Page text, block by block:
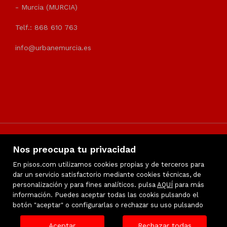
Nos preocupa tu privacidad
En pisos.com utilizamos cookies propias y de terceros para
dar un servicio satisfactorio mediante cookies técnicas, de
personalización y para fines analíticos. pulsa AQUÍ para más
información. Puedes aceptar todas las cookis pulsando el
botón "aceptar" o configurarlas o rechazar su uso pulsando
- Murcia (MURCIA)
Telf.: 868 610 763
info@urbanemurcia.es
Inmuebles destacados
Favoritos
Mapa Web